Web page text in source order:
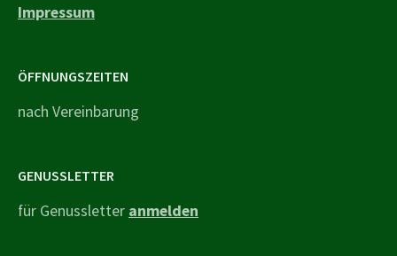
Impressum
ÖFFNUNGSZEITEN
nach Vereinbarung
GENUSSLETTER
für Genussletter anmelden